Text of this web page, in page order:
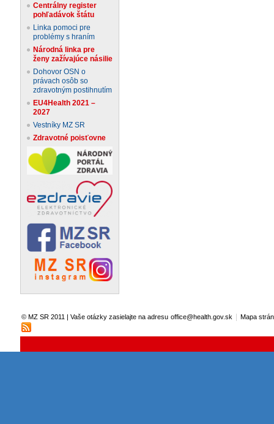
Centrálny register
pohľadávok štátu
Linka pomoci pre
problémy s hraním
Národná linka pre
ženy zažívajúce násilie
Dohovor OSN o
právach osôb so
zdravotným postihnutím
EU4Health 2021 –
2027
Vestníky MZ SR
Zdravotné poisťovne
© MZ SR 2011 | Vaše otázky zasielajte na adresu office@health.gov.sk Mapa